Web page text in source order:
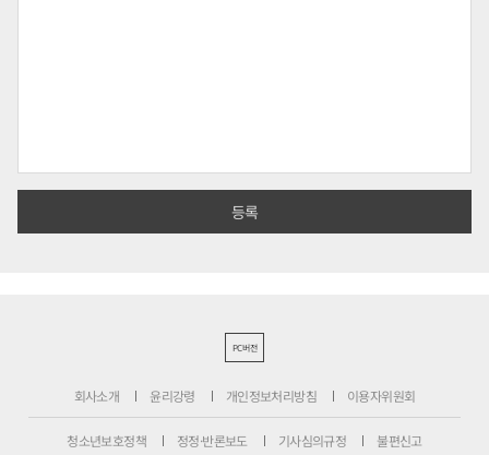
PC버전
회사소개 윤리강령 개인정보처리방침 이용자위원회
청소년보호정책 정정·반론보도 기사심의규정 불편신고